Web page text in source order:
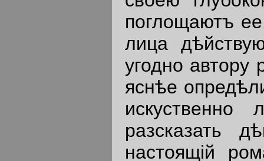
поглощаютъ
лица
угодно автору
яснѣе
разсказать
настоящiй